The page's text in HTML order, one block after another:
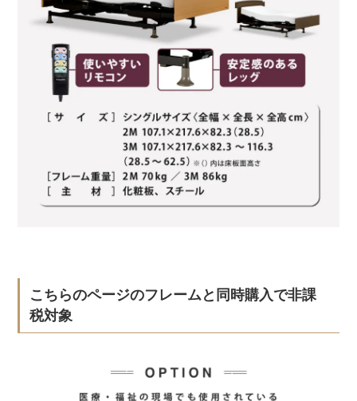
こちらのページのフレームと同時購入で非課
税対象